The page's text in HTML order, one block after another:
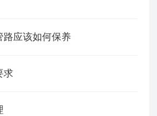
路应该如何保养
求